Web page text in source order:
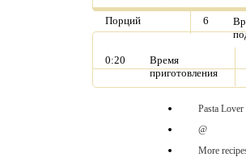
Порций 6
0:20
Время
приготовления
Pasta Lover
@
More